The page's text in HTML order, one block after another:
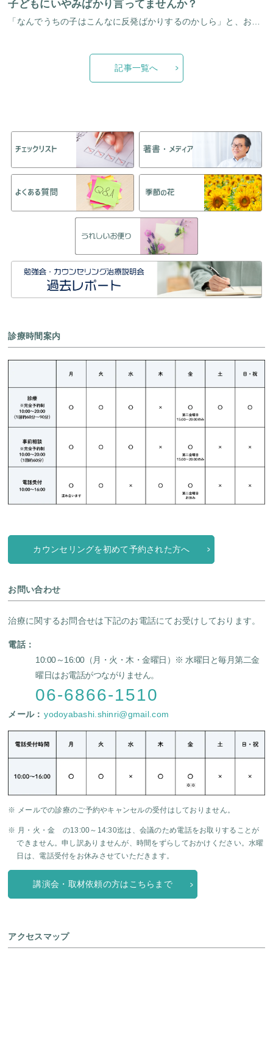
子どもにいやみばかり言ってませんか？
記事一覧へ
診療時間案内
カウンセリングを初めて予約された方へ
お問い合わせ
治療に関するお問合せは下記のお電話にてお受けしております。
電話：
10:00～16:00（月・火・木・金曜日）
※ 水曜日と毎月第二金
曜日はお電話がつながりません。
06-6866-1510
メール： yodoyabashi.shinri@gmail.com
※ メールでの診療のご予約やキャンセルの受付はしておりません。
※ 月・火・金 の13:00～14:30迄は、会議のため電話をお取りすることが
できません。申し訳ありませんが、時間をずらしておかけください。水曜
日は、電話受付をお休みさせていただきます。
講演会・取材依頼の方はこちらまで
アクセスマップ